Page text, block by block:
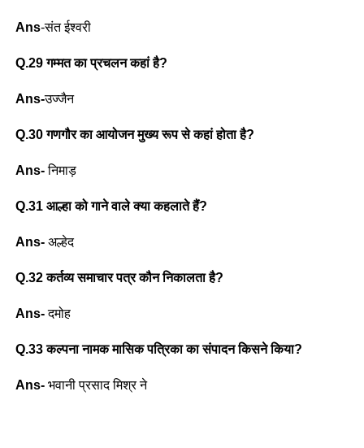
Ans-संत ईश्वरी
Q.29 गम्मत का प्रचलन कहां है?
Ans-उज्जैन
Q.30 गणगौर का आयोजन मुख्य रूप से कहां होता है?
Ans-निमाड़
Q.31 आल्हा को गाने वाले क्या कहलाते हैं?
Ans-अल्हेद
Q.32 कर्तव्य समाचार पत्र कौन निकालता है?
Ans-दमोह
Q.33 कल्पना नामक मासिक पत्रिका का संपादन किसने किया?
Ans-भवानी प्रसाद मिश्र ने